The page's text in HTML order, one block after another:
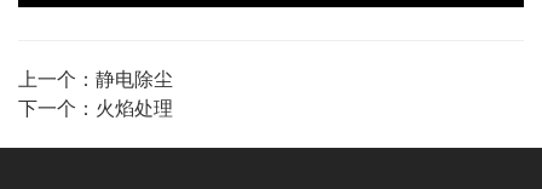
上一个： 静电除尘
下一个： 火焰处理